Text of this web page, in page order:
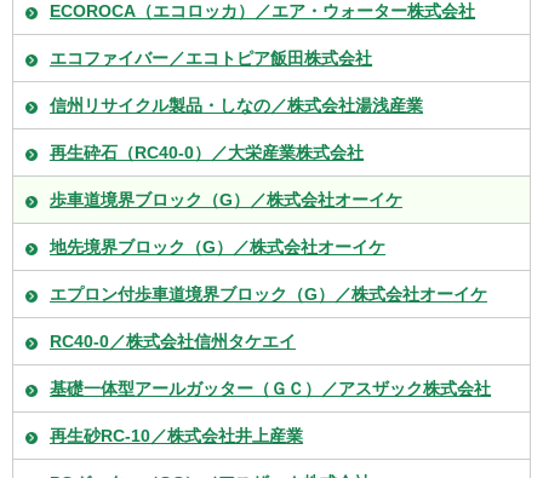
ECOROCA（エコロッカ）／エア・ウォーター株式会社
エコファイバー／エコトピア飯田株式会社
信州リサイクル製品・しなの／株式会社湯浅産業
再生砕石（RC40-0）／大栄産業株式会社
歩車道境界ブロック（G）／株式会社オーイケ
地先境界ブロック（G）／株式会社オーイケ
エプロン付歩車道境界ブロック（G）／株式会社オーイケ
RC40-0／株式会社信州タケエイ
基礎一体型アールガッター（ＧＣ）／アスザック株式会社
再生砂RC-10／株式会社井上産業